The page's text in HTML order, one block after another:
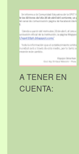
A TENER EN
CUENTA: